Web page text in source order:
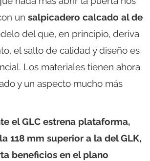
un salpicadero calcado al de
del que, en principio, deriva
el salto de calidad y diseño es
Los materiales tienen ahora
y un aspecto mucho más
el GLC estrena plataforma,
118 mm superior a la del GLK,
beneficios en el plano